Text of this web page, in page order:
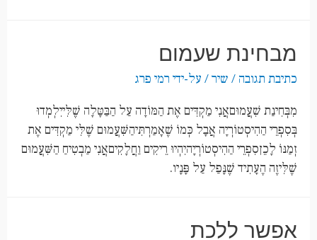
מבחינת שעמום
כתיבת תגובה / שיר/ על-ידי רמי פרג
מִבְּחִינַת שִׁעֲמוּםאֲנִי מַקְדִּים אֶת הַמּוֹדָה עַל הַבַּטָּלָה שֶׁלִּייִלְמְדוּ
בְּסִפְרֵי הַהִיסְטוֹרְיָה אֲבָל כְּמוֹ שֶׁאָמַרְתִּיהַשִּׁעֲמוּם שֶׁלִּי מַקְדִּים אֶת
זְמַנּוֹ לָכֵןסִפְרֵי הַהִיסְטוֹרְיָהיִהְיוּ רֵיקִים וַחֲלָקִיםאֲנִי מַבְטִיחַ הַשִּׁעֲמוּם
שֶׁלִּיזֶה הֶעָתִיד שֶׁנָּפַל עַל פָּנָיו.
אפשר ללכת